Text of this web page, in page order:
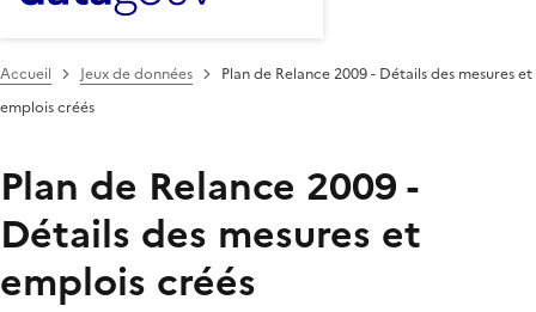
Accueil Jeux de données
Plan de Relance 2009 - Détails des mesures et
emplois créés
Plan de Relance 2009 -
Détails des mesures et
emplois créés